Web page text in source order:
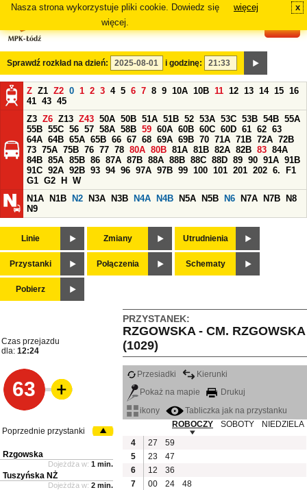
Nasza strona wykorzystuje pliki cookie. Dowiedz się
więcej.
więcej x
Sprawdź rozkład na dzień: i godzinę:
Z Z1 Z2 0 1 2 3 4 5 6 7 8 9 10A 10B 11 12 13 14 15 16
41 43 45
Z3 Z6 Z13 Z43 50A 50B 51A 51B 52 53A 53C 53B 54B 55A
55B 55C 56 57 58A 58B 59 60A 60B 60C 60D 61 62 63
64A 64B 65A 65B 66 67 68 69A 69B 70 71A 71B 72A 72B
73 75A 75B 76 77 78 80A 80B 81A 81B 82A 82B 83 84A
84B 85A 85B 86 87A 87B 88A 88B 88C 88D 89 90 91A 91B
91C 92A 92B 93 94 96 97A 97B 99 100 101 201 202 6.
F1
G1 G2 H
W
N1A
N1B N2 N3A N3B N4A N4B N5A N5B N6 N7A N7B
N8
N9
Linie Zmiany Utrudnienia
Przystanki Połączenia Schematy
Pobierz
PRZYSTANEK:
RZGOWSKA - CM. RZGOWSKA
(1029)
Czas przejazdu
dla: 12:24
63
Przesiadki
Kierunki
Pokaż na mapie
Drukuj
ikony
Tabliczka jak na przystanku
ROBOCZY
SOBOTY
NIEDZIELA
4
27
59
5
23
47
6
12
36
7
00 24
48
Poprzednie przystanki
Rzgowska
Dojeżdża w: 1 min.
Tuszyńska NŻ
Dojeżdża w: 2 min.